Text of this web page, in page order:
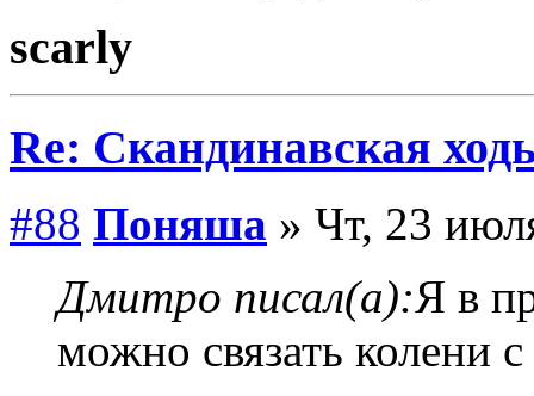
scarly
Re: Скандинавская
#88 Поняша » Чт, 23
Дмитро писал(а):Я в
можно связать колени